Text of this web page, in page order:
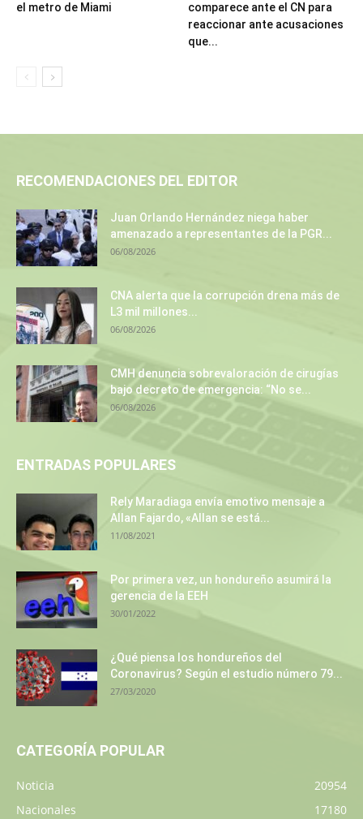
el metro de Miami
comparece ante el CN para
reaccionar ante acusaciones
que...
RECOMENDACIONES DEL EDITOR
Juan Orlando Hernández niega haber
amenazado a representantes de la PGR...
06/08/2026
CNA alerta que la corrupción drena más de
L3 mil millones...
06/08/2026
CMH denuncia sobrevaloración de cirugías
bajo decreto de emergencia: “No se...
06/08/2026
ENTRADAS POPULARES
Rely Maradiaga envía emotivo mensaje a
Allan Fajardo, «Allan se está...
11/08/2021
Por primera vez, un hondureño asumirá la
gerencia de la EEH
30/01/2022
¿Qué piensa los hondureños del
Coronavirus? Según el estudio número 79...
27/03/2020
CATEGORÍA POPULAR
Noticia
20954
Nacionales
17180